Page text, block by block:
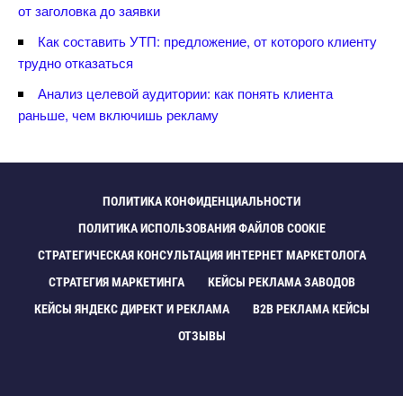
от заголовка до заявки
Как составить УТП: предложение, от которого клиенту
трудно отказаться
Анализ целевой аудитории: как понять клиента
раньше, чем включишь рекламу
ПОЛИТИКА КОНФИДЕНЦИАЛЬНОСТИ
ПОЛИТИКА ИСПОЛЬЗОВАНИЯ ФАЙЛОВ COOKIE
СТРАТЕГИЧЕСКАЯ КОНСУЛЬТАЦИЯ ИНТЕРНЕТ МАРКЕТОЛОГА
СТРАТЕГИЯ МАРКЕТИНГА
КЕЙСЫ РЕКЛАМА ЗАВОДО
КЕЙСЫ ЯНДЕКС ДИРЕКТ И РЕКЛАМА
B2B РЕКЛАМА КЕЙСЫ
ОТЗЫВЫ